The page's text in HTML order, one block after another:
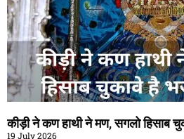
कीड़ी ने कण हाथी ने मण, सगलो हिसाब
19 July 2026